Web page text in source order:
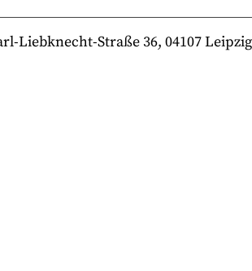
Liebknecht-Straße 36, 04107